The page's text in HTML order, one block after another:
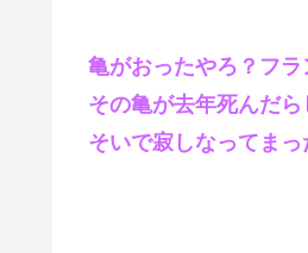
亀がおったやろ？フラ
その亀が去年死んだら
そいで寂しなってまっ